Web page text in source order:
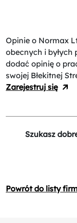
Opinie o Normax
obecnych i byłych
dodać opinię o
swojej Błekitnej
Zarejestruj się
Szukasz
Powrót do listy